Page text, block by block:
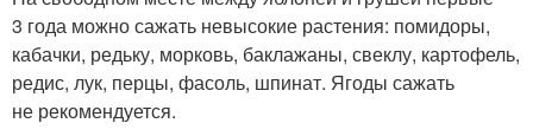
3 года можно сажать невысокие растения: помидоры,
кабачки, редьку, морковь, баклажаны, свеклу, картофель,
редис, лук, перцы, фасоль, шпинат. Ягоды сажать
не рекомендуется.